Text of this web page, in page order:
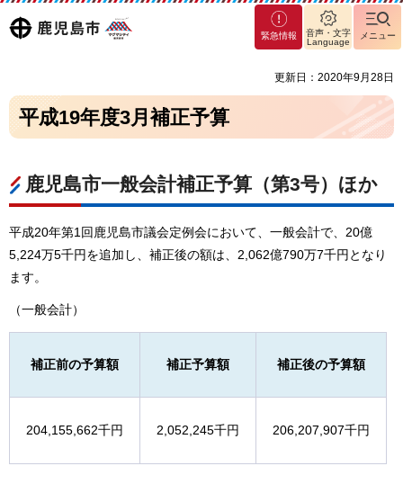
鹿児島
マグ
マシ
島市
緊急情報
音声・文字
Language
メニュー
更新日：2020年9月28日
平成19年度3月補正予算
鹿児島市一般会計補正予算（第3号）ほか
平成20年第1回鹿児島市議会定例会において、一般会計で、20億
5,224万5千円を追加し、補正後の額は、2,062億790万7千円となり
ます。
（一般会計）
補正前の予算額 補正予算額 補正後の予算額
204,155,662千円 2,052,245千円 206,207,907千円